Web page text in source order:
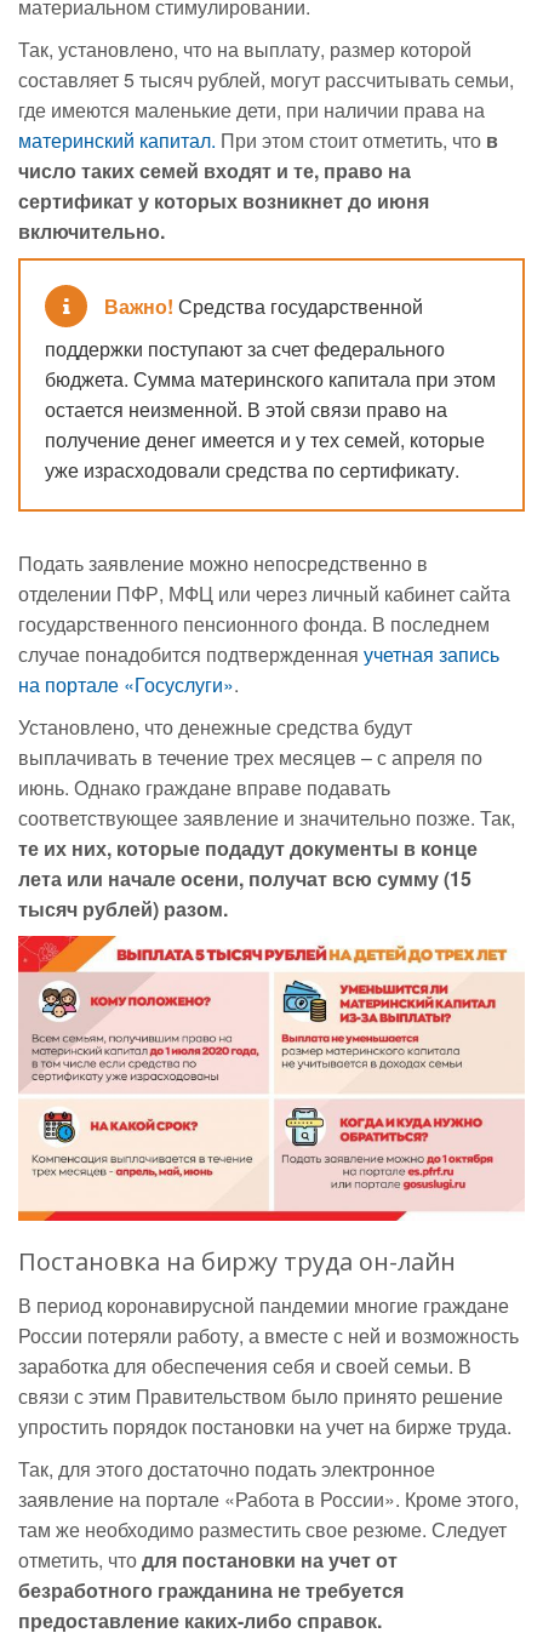
материальном стимулировании.
Так, установлено, что на выплату, размер которой
составляет 5 тысяч рублей, могут рассчитывать семьи,
где имеются маленькие дети, при наличии права на
материнский капитал. При этом стоит отметить, что в
число таких семей входят и те, право на
сертификат у которых возникнет до июня
включительно.
Важно! Средства государственной
поддержки поступают за счет федерального
бюджета. Сумма материнского капитала при этом
остается неизменной. В этой связи право на
получение денег имеется и у тех семей, которые
уже израсходовали средства по сертификату.
Подать заявление можно непосредственно в
отделении ПФР, МФЦ или через личный кабинет сайта
государственного пенсионного фонда. В последнем
случае понадобится подтвержденная учетная запись
на портале «Госуслуги».
Установлено, что денежные средства будут
выплачивать в течение трех месяцев – с апреля по
июнь. Однако граждане вправе подавать
соответствующее заявление и значительно позже. Так,
те их них, которые подадут документы в конце
лета или начале осени, получат всю сумму (15
тысяч рублей) разом.
Постановка на биржу труда он-лайн
В период коронавирусной пандемии многие граждане
России потеряли работу, а вместе с ней и возможность
заработка для обеспечения себя и своей семьи. В
связи с этим Правительством было принято решение
упростить порядок постановки на учет на бирже труда.
Так, для этого достаточно подать электронное
заявление на портале «Работа в России». Кроме этого,
там же необходимо разместить свое резюме. Следует
отметить, чтодля постановки на учет от
безработного гражданина не требуется
предоставление каких-либо справок.